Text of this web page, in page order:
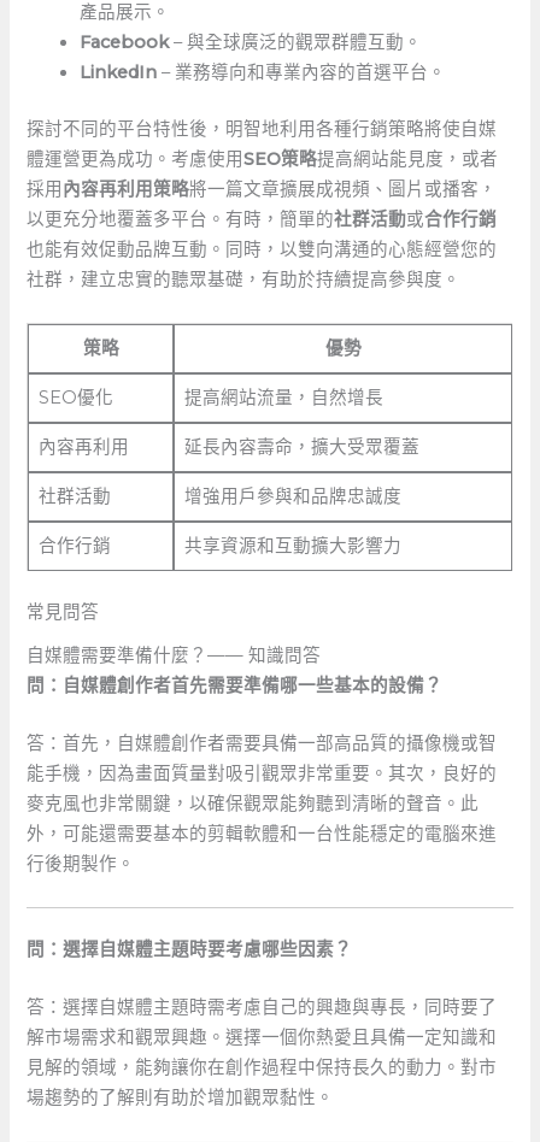
產品展示。
Facebook– 與全球廣泛的觀眾群體互動。
LinkedIn – 業務導向和專業內容的首選平台。
探討不同的平台特性後，明智地利用各種行銷策略將使自媒
體運營更為成功。考慮使用SEO策略提高網站能見度，或者
採用 內容再利用策略將一篇文章擴展成視頻、圖片或播客，
以更充分地覆蓋多平台。有時，簡單的社群活動或合作行銷
也能有效促動品牌互動。同時，以雙向溝通的心態經營您的
社群，建立忠實的聽眾基礎，有助於持續提高參與度。
策略 優勢
SEO優化 提高網站流量，自然增長
內容再利用 延長內容壽命，擴大受眾覆蓋
社群活動 增強用戶參與和品牌忠誠度
合作行銷 共享資源和互動擴大影響力
常見問答
自媒體需要準備什麼？—— 知識問答
問：自媒體創作者首先需要準備哪一些基本的設備？
答：首先，自媒體創作者需要具備一部高品質的攝像機或智
能手機，因為畫面質量對吸引觀眾非常重要。其次，良好的
麥克風也非常關鍵，以確保觀眾能夠聽到清晰的聲音。此
外，可能還需要基本的剪輯軟體和一台性能穩定的電腦來進
行後期製作。
問：選擇自媒體主題時要考慮哪些因素？
答：選擇自媒體主題時需考慮自己的興趣與專長，同時要了
解市場需求和觀眾興趣。選擇一個你熱愛且具備一定知識和
見解的領域，能夠讓你在創作過程中保持長久的動力。對市
場趨勢的了解則有助於增加觀眾黏性。